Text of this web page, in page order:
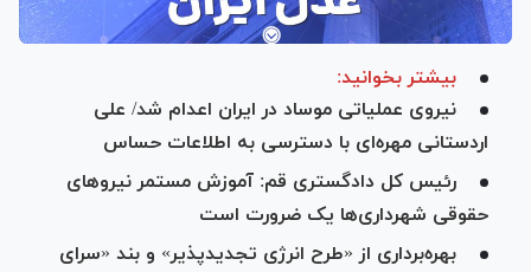
بیشتر بخوانید:
نیروی عملیاتی موساد در ایران اعدام شد/ علی
اردستانی مهره‌ای با دسترسی به اطلاعات حساس
رئیس کل دادگستری قم: آموزش مستمر نیرو‌های
حقوقی شهرداری‌ها یک ضرورت است
بهره‌برداری از «طرح انرژی تجدیدپذیر» و بند «سرای